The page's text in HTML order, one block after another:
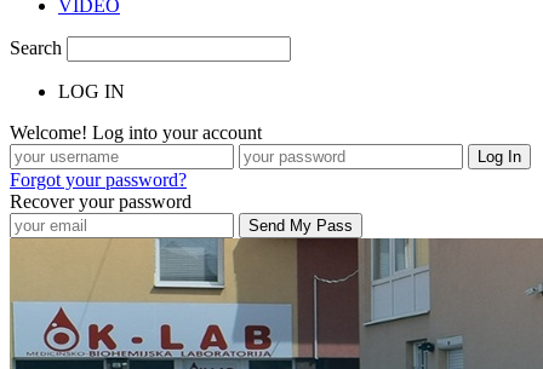
VIDEO
Search
LOG IN
Welcome! Log into your account
Forgot your password?
Recover your password